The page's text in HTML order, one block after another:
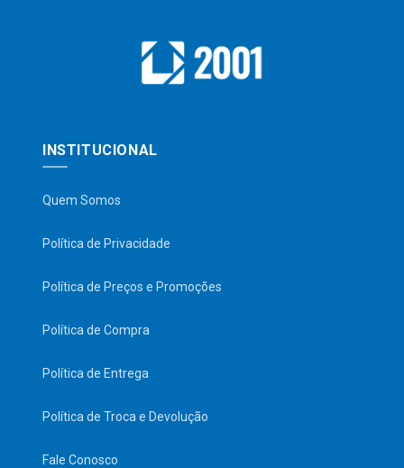
INSTITUCIONAL
Quem Somos
Política de Privacidade
Política de Preços e Promoções
Política de Compra
Política de Entrega
Política de Troca e Devolução
Fale Conosco